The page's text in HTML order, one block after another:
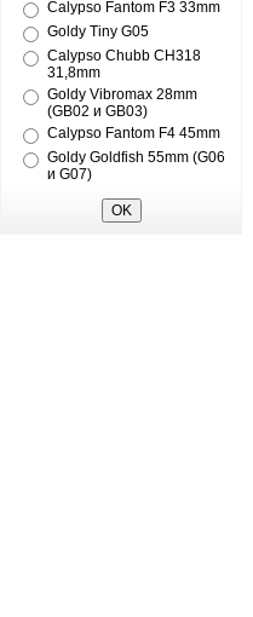
Calypso Fantom F3 33mm
Goldy Tiny G05
Calypso Chubb CH318
31,8mm
Goldy Vibromax 28mm
(GB02 и GB03)
Calypso Fantom F4 45mm
Goldy Goldfish 55mm (G06
и G07)